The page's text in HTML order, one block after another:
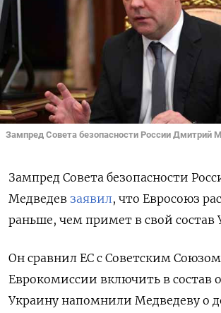
Зампред Совета безопасности России Дмитрий
Зампред Совета безопасности
Медведев заявил, что Евросоюз
раньше, чем примет в свой состав
Он сравнил ЕС с Советским
Еврокомиссии включить в состав
Украину напомнили Медведеву о